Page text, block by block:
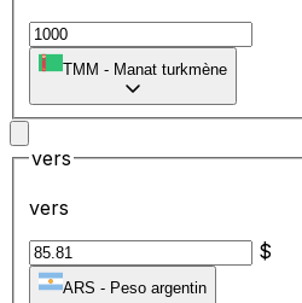
TMM - Manat turkmène
vers
vers
$
ARS - Peso argentin